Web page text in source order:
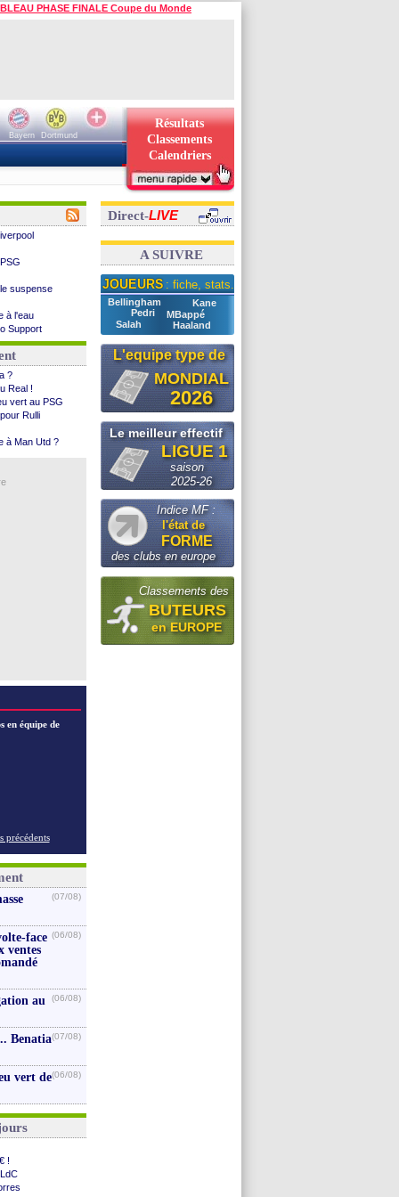
PHASE FINALE Coupe du Monde
Bayern
Dortmund
Résultats
Classements
Calendriers
suspense
à l'eau
Support
?
?
Man Utd ...
un arbitre
?
Real !
vert au PSG
Rulli
à Man Utd ?
en équipe de
précédents
(07/08)
face
ventes
(06/08)
au
(06/08)
Benatia(07/08)
vert de(06/08)
!
Direct-LIVE
A SUIVRE
JOUEURS : fiche, stats...
Bellingham
Kane
Pedri
MBappé
Salah
Haaland
L'equipe type de
MONDIAL
2026
Le meilleur effectif
LIGUE 1
saison
2025-26
Indice MF :
l'état de
FORME
des clubs en europe
Classements des
BUTEURS
en EUROPE